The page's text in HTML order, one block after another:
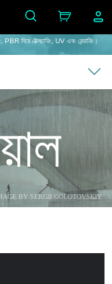
দিয়ে টেক্সচারিং, UV এবং রেন্ডারিং।
BY SERGII GOLOTOVSKIY